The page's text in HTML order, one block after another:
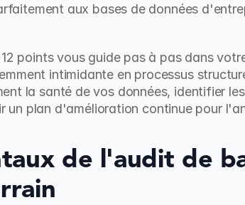
aux bases de données
points vous guide pas à pas dans
intimidante en processus
la santé de vos données, identifier
un plan d'amélioration continue pour
de l'audit de